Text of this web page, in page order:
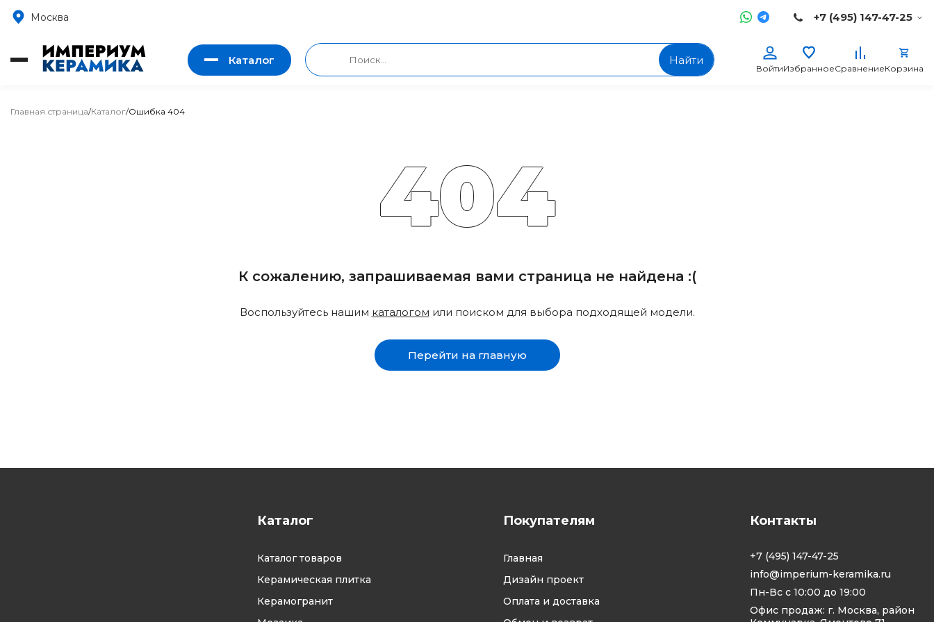
Москва +7 (495) 147-47-25
Каталог Найти
ВойтиИзбранноеСравнениеКорзина
Главная страница/Каталог/Ошибка 404
404
К сожалению, запрашиваемая вами страница не найдена :(
Воспользуйтесь нашим каталогом или поиском для выбора подходящей модели.
Перейти на главную
Каталог
Каталог товаров
Керамическая плитка
Керамогранит
Покупателям
Главная
Дизайн проект
Оплата и доставка
Контакты
+7 (495) 147-47-25
info@imperium-keramika.ru
Пн-Вс с 10:00 до 19:00
Офис продаж: г. Москва, район